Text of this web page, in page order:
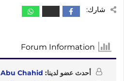
شارك:
Forum Information
أحدث عضو لدينا: Abu Chahid